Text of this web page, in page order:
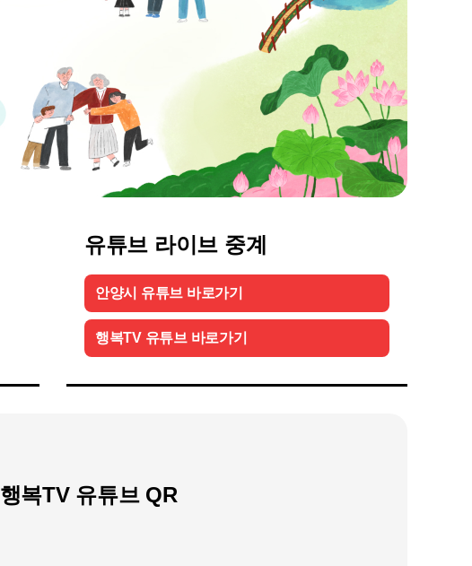
유튜브 라이브 중계
안양시 유튜브 바로가기
행복TV 유튜브 바로가기
행복TV 유튜브 QR